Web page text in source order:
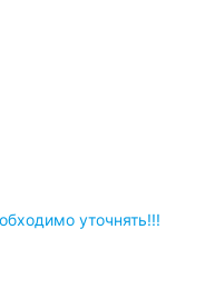
уточнять!!!